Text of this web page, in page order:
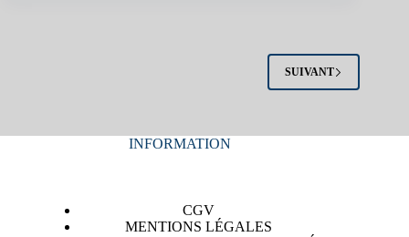
SUIVANT
INFORMATION
CGV
MENTIONS LÉGALES